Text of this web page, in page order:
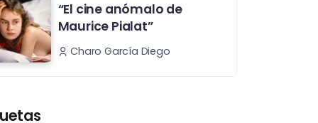
“El cine anómalo de
Maurice Pialat”
Charo García Diego